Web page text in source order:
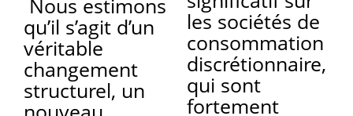
qu’il s’agit d’un
véritable
changement
structurel, un
les sociétés de
consommation
discrétionnaire,
qui sont
fortement